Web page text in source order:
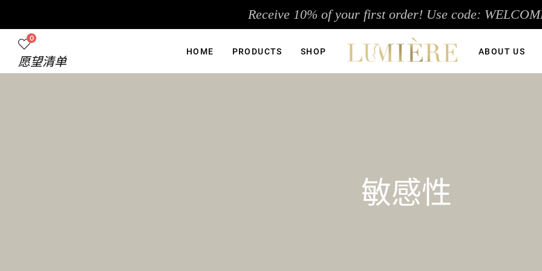
Receive 10% of your first order! Use code:
0
愿望清单
HOME PRODUCTS SHOP ABOUT US
敏感性